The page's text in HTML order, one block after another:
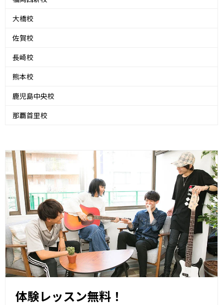
大橋校
佐賀校
長崎校
熊本校
鹿児島中央校
那覇首里校
体験レッスン無料！